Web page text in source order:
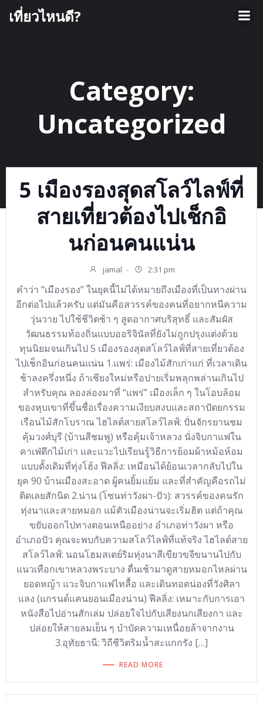
เที่ยวไหนดี?
Category:
Uncategorized
5 เมืองรองสุดสโลว์ไลฟ์ที่
สายเที่ยวต้องไปเช็กอิ
นก่อนคนแน่น
jamal - 2:31 pm
คำว่า “เมืองรอง” ในยุคนี้ไม่ได้หมายถึงเมืองที่เป็นทางผ่าน
อีกต่อไปแล้วครับ แต่มันคือสวรรค์ของคนที่อยากหนีความ
วุ่นวาย ไปใช้ชีวิตช้า ๆ สูดอากาศบริสุทธิ์ และสัมผัส
วัฒนธรรมท้องถิ่นแบบออริจินัลที่ยังไม่ถูกปรุงแต่งด้วย
ทุนนิยมจนเกินไป 5 เมืองรองสุดสโลว์ไลฟ์ที่สายเที่ยวต้อง
ไปเช็กอินก่อนคนแน่น 1.แพร่: เมืองไม้สักเก่าแก่ ที่เวลาเดิน
ช้าลงครึ่งหนึ่ง ถ้าเชียงใหม่หรือปายเริ่มพลุกพล่านเกินไป
สำหรับคุณ ลองล่องมาที่ “แพร่” เมืองเล็ก ๆ ในโอบล้อม
ของหุบเขาที่ขึ้นชื่อเรื่องความเงียบสงบและสถาปัตยกรรม
เรือนไม้สักโบราณ ไฮไลต์สายสโลว์ไลฟ์: ปั่นจักรยานชม
คุ้มวงศ์บุรี (บ้านสีชมพู) หรือคุ้มเจ้าหลวง นั่งจิบกาแฟใน
คาเฟ่ตึกไม้เก่า และแวะไปเรียนรู้วิธีการย้อมผ้าหม้อห้อม
แบบดั้งเดิมที่ทุ่งโฮ้ง ฟีลลิ่ง: เหมือนได้ย้อนเวลากลับไปใน
ยุค 90 บ้านเมืองสะอาด ผู้คนยิ้มแย้ม และที่สำคัญคือรถไม่
ติดเลยสักนิด 2.น่าน (โซนท่าวังผา-ปัว): สวรรค์ของคนรัก
ทุ่งนาและสายหมอก แม้ตัวเมืองน่านจะเริ่มฮิต แต่ถ้าคุณ
ขยับออกไปทางตอนเหนืออย่าง อําเภอท่าวังผา หรือ
อําเภอปัว คุณจะพบกับความสโลว์ไลฟ์ที่แท้จริง ไฮไลต์สาย
สโลว์ไลฟ์: นอนโฮมสเตย์ริมทุ่งนาสีเขียวขจีขนานไปกับ
แนวเทือกเขาหลวงพระบาง ตื่นเช้ามาดูสายหมอกไหลผ่าน
ยอดหญ้า แวะจิบกาแฟไทลื้อ และเดินทอดน่องที่วังศิลา
แลง (แกรนด์แคนยอนเมืองน่าน) ฟีลลิ่ง: เหมาะกับการเอา
หนังสือไปอ่านสักเล่ม ปล่อยใจไปกับเสียงนกเสียงกา และ
ปล่อยให้สายลมเย็น ๆ บำบัดความเหนื่อยล้าจากงาน
3.อุทัยธานี: วิถีชีวิตริมน้ำสะแกกรัง […]
READ MORE